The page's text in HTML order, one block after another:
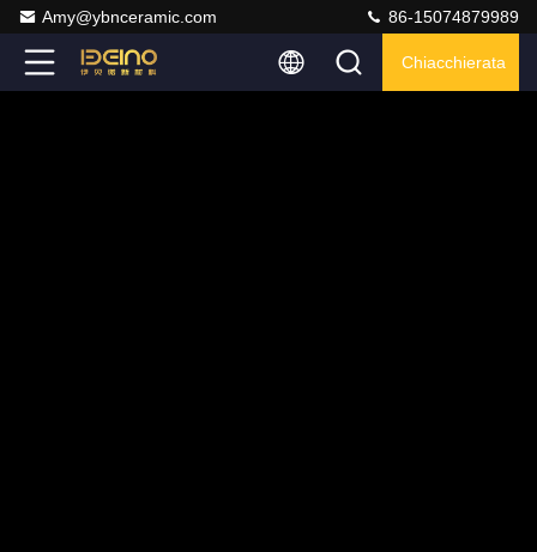
Amy@ybnceramic.com 86-15074879989
Chiacchierata